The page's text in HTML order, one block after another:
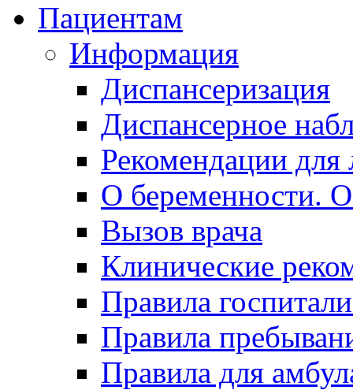
Пациентам
Информация
Диспансеризация
Диспансерное
Рекомендации для
О беременности.
Вызов врача
Клинические
Правила
Правила
Правила для